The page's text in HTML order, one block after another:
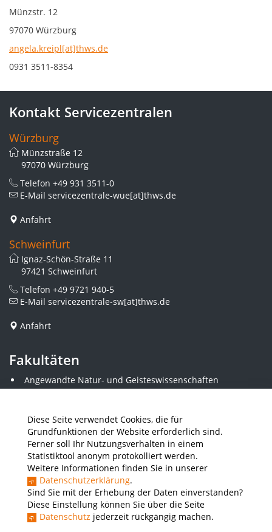
Diese Seite verwendet Cookies, die für
Grundfunktionen der Website erforderlich sind.
Ferner soll Ihr Nutzungsverhalten in einem
Statistiktool anonym protokolliert werden.
Weitere Informationen finden Sie in unserer
Datenschutzerklärung.
Sind Sie mit der Erhebung der Daten einverstanden?
Diese Einstellung können Sie über die Seite
Datenschutz jederzeit rückgängig machen.
Münzstr. 12
97070 Würzburg
angela.kreipl[at]thws.de
0931 3511-8354
Kontakt Servicezentralen
Würzburg
Münzstraße 12
97070 Würzburg
Telefon +49 931 3511-0
E-Mail servicezentrale-wue[at]thws.de
Anfahrt
Schweinfurt
Ignaz-Schön-Straße 11
97421 Schweinfurt
Telefon +49 9721 940-5
E-Mail servicezentrale-sw[at]thws.de
Anfahrt
Fakultäten
Angewandte Natur- und Geisteswissenschaften
Angewandte Sozialwissenschaften
Elektrotechnik
Gestaltung
Informatik und Wirtschaftsinformatik
Kunststofftechnik und Vermessung
Maschinenbau
THWS Business School
Wirtschaftsingenieurwesen
Presse